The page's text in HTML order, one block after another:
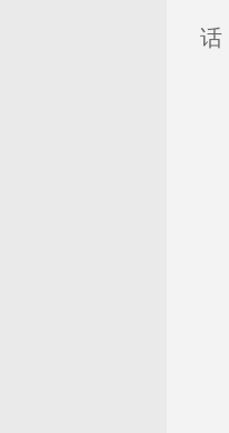
话